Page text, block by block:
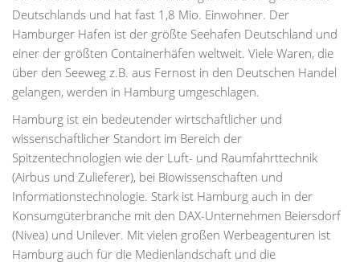
Deutschlands und hat fast 1,8 Mio. Einwohner. Der
Hamburger Hafen ist der größte Seehafen Deutschland und
einer der größten Containerhäfen weltweit. Viele Waren, die
über den Seeweg z.B. aus Fernost in den Deutschen Handel
gelangen, werden in Hamburg umgeschlagen.
Hamburg ist ein bedeutender wirtschaftlicher und
wissenschaftlicher Standort im Bereich der
Spitzentechnologien wie der Luft- und Raumfahrttechnik
(Airbus und Zulieferer), bei Biowissenschaften und
Informationstechnologie. Stark ist Hamburg auch in der
Konsumgüterbranche mit den DAX-Unternehmen Beiersdorf
(Nivea) und Unilever. Mit vielen großen Werbeagenturen ist
Hamburg auch für die Medienlandschaft und die